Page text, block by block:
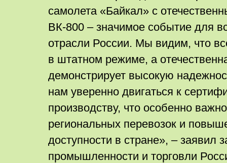
самолета «Байкал» с
ВК-800 – значимое событие для
отрасли России. Мы видим, что
в штатном режиме, а
демонстрирует высокую
нам уверенно двигаться к
производству, что особенно
региональных перевозок и
доступности в стране», – заявил
промышленности и торговли